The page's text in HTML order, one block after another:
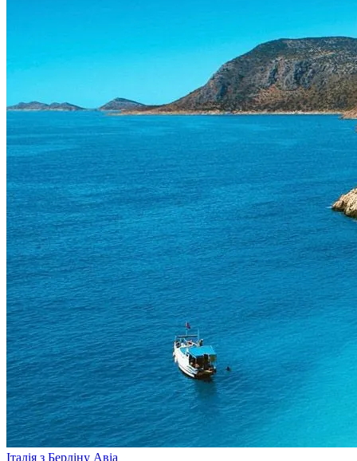
Італія з Берліну Авіа